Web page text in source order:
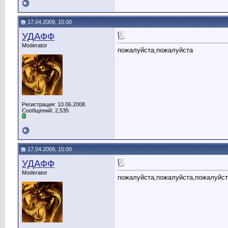
17.04.2009, 15:00
УДАФФ
Moderator
Регистрация: 10.06.2008
Сообщений: 2,535
пожалуйста,пожалуйста
17.04.2009, 15:00
УДАФФ
Moderator